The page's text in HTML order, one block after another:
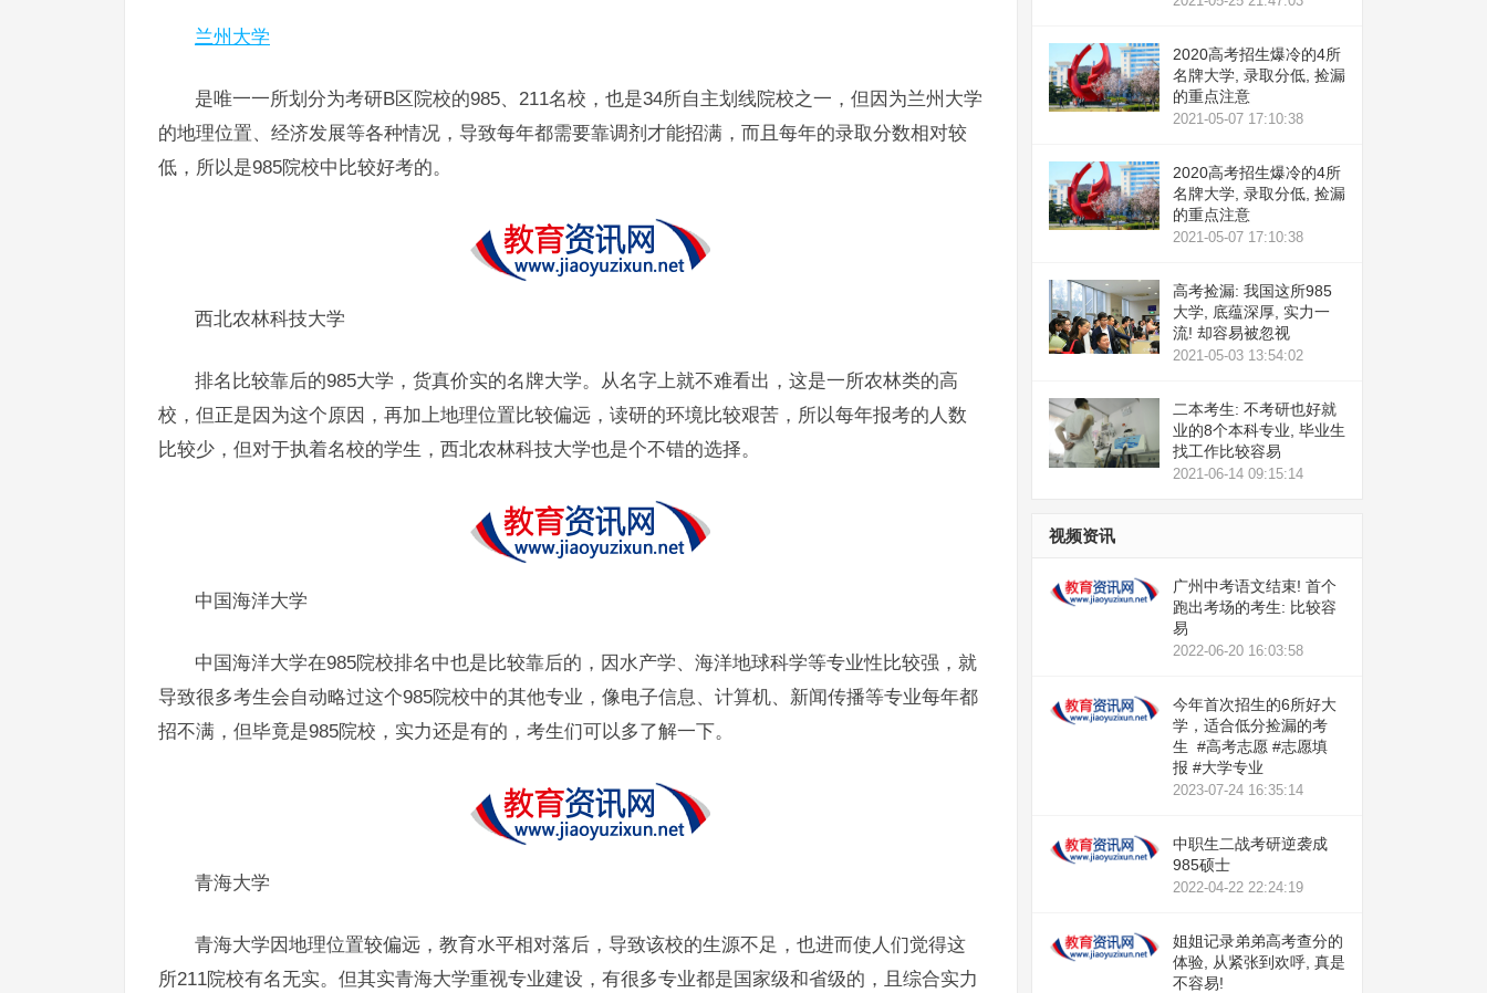
兰州大学
是唯一一所划分为考研B区院校的985、211名校，也是34所自主划线院校之一，但因为兰州大学
的地理位置、经济发展等各种情况，导致每年都需要靠调剂才能招满，而且每年的录取分数相对较
低，所以是985院校中比较好考的。
西北农林科技大学
排名比较靠后的985大学，货真价实的名牌大学。从名字上就不难看出，这是一所农林类的高
校，但正是因为这个原因，再加上地理位置比较偏远，读研的环境比较艰苦，所以每年报考的人数
比较少，但对于执着名校的学生，西北农林科技大学也是个不错的选择。
中国海洋大学
中国海洋大学在985院校排名中也是比较靠后的，因水产学、海洋地球科学等专业性比较强，就
导致很多考生会自动略过这个985院校中的其他专业，像电子信息、计算机、新闻传播等专业每年都
招不满，但毕竟是985院校，实力还是有的，考生们可以多了解一下。
青海大学
青海大学因地理位置较偏远，教育水平相对落后，导致该校的生源不足，也进而使人们觉得这
所211院校有名无实。但其实青海大学重视专业建设，有很多专业都是国家级和省级的，且综合实力
2020高考招生爆冷的4所
名牌大学, 录取分低, 捡漏
的重点注意
2021-05-07 17:10:38
2020高考招生爆冷的4所
名牌大学, 录取分低, 捡漏
的重点注意
2021-05-07 17:10:38
高考捡漏: 我国这所985
大学, 底蕴深厚, 实力一
流! 却容易被忽视
2021-05-03 13:54:02
二本考生: 不考研也好就
业的8个本科专业, 毕业生
找工作比较容易
2021-06-14 09:15:14
视频资讯
广州中考语文结束! 首个
跑出考场的考生: 比较容
易
2022-06-20 16:03:58
今年首次招生的6所好大
学，适合低分捡漏的考
生 #高考志愿 #志愿填
报 #大学专业
2023-07-24 16:35:14
中职生二战考研逆袭成
985硕士
2022-04-22 22:24:19
姐姐记录弟弟高考查分的
体验, 从紧张到欢呼, 真是
不容易!